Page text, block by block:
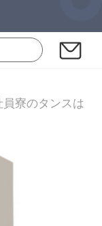
寮のタンスは